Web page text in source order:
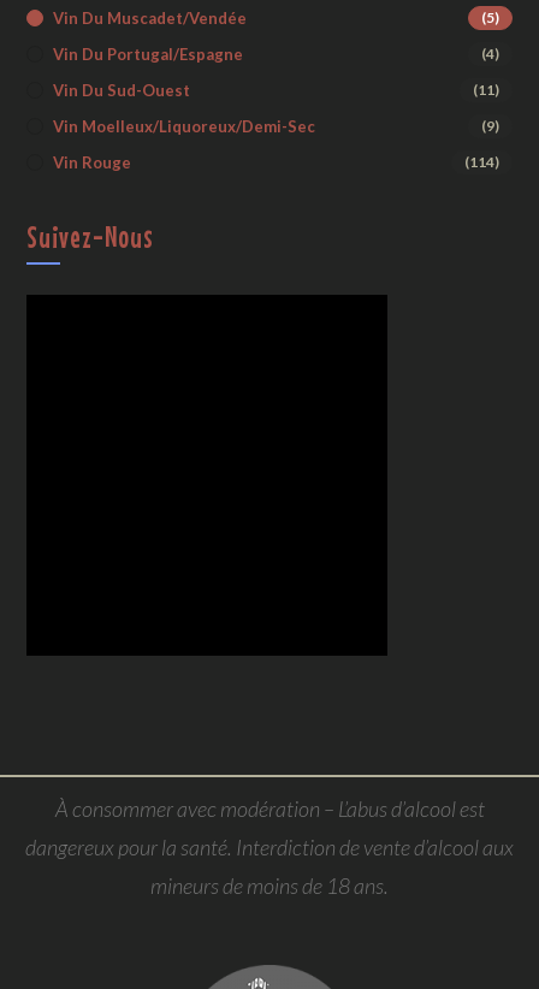
Vin Du Muscadet/Vendée (5)
Vin Du Portugal/Espagne (4)
Vin Du Sud-Ouest (11)
Vin Moelleux/liquoreux/demi-Sec (9)
Vin Rouge (114)
Suivez-Nous
À consommer avec modération – L’abus d’alcool est
dangereux pour la santé. Interdiction de vente d’alcool aux
mineurs de moins de 18 ans.